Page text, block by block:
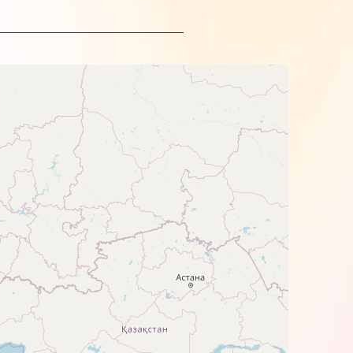
Но лучше всего они
построить